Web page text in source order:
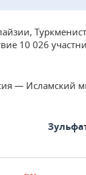
10 026
— Исламский